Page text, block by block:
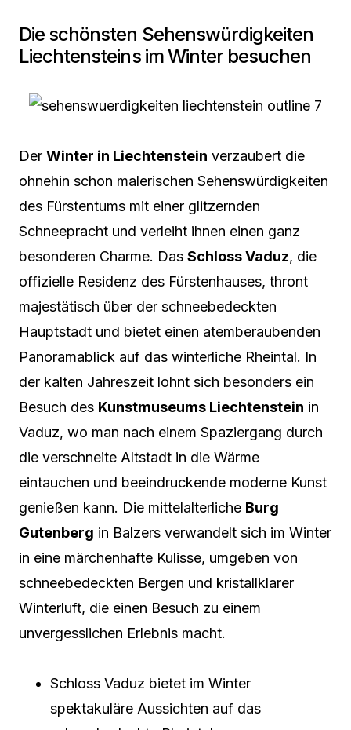
Die schönsten Sehenswürdigkeiten
Liechtensteins im Winter besuchen
Der Winter in Liechtenstein verzaubert die
ohnehin schon malerischen Sehenswürdigkeiten
des Fürstentums mit einer glitzernden
Schneepracht und verleiht ihnen einen ganz
besonderen Charme. Das Schloss Vaduz, die
offizielle Residenz des Fürstenhauses, thront
majestätisch über der schneebedeckten
Hauptstadt und bietet einen atemberaubenden
Panoramablick auf das winterliche Rheintal. In
der kalten Jahreszeit lohnt sich besonders ein
Besuch des Kunstmuseums Liechtenstein in
Vaduz, wo man nach einem Spaziergang durch
die verschneite Altstadt in die Wärme
eintauchen und beeindruckende moderne Kunst
genießen kann. Die mittelalterliche Burg
Gutenberg in Balzers verwandelt sich im Winter
in eine märchenhafte Kulisse, umgeben von
schneebedeckten Bergen und kristallklarer
Winterluft, die einen Besuch zu einem
unvergesslichen Erlebnis macht.
Schloss Vaduz bietet im Winter
spektakuläre Aussichten auf das